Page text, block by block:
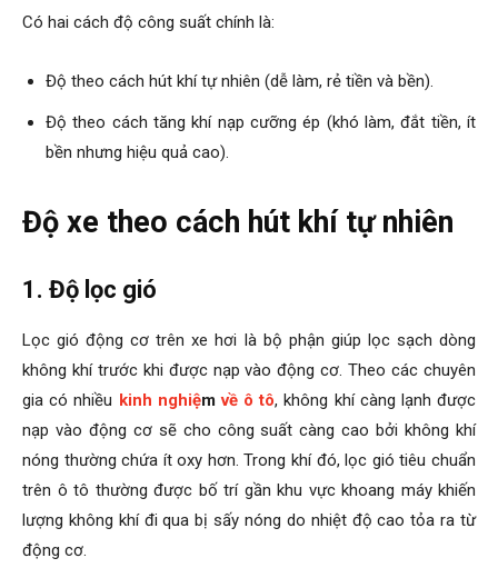
Có hai cách độ công suất chính là:
Độ theo cách hút khí tự nhiên (dễ làm, rẻ tiền và bền).
Độ theo cách tăng khí nạp cưỡng ép (khó làm, đắt tiền, ít
bền nhưng hiệu quả cao).
Độ xe theo cách hút khí tự nhiên
1. Độ lọc gió
Lọc gió động cơ trên xe hơi là bộ phận giúp lọc sạch dòng
không khí trước khi được nạp vào động cơ. Theo các chuyên
gia có nhiều kinh nghiệmvề ô tô, không khí càng lạnh được
nạp vào động cơ sẽ cho công suất càng cao bởi không khí
nóng thường chứa ít oxy hơn. Trong khí đó, lọc gió tiêu chuẩn
trên ô tô thường được bố trí gần khu vực khoang máy khiến
lượng không khí đi qua bị sấy nóng do nhiệt độ cao tỏa ra từ
động cơ.